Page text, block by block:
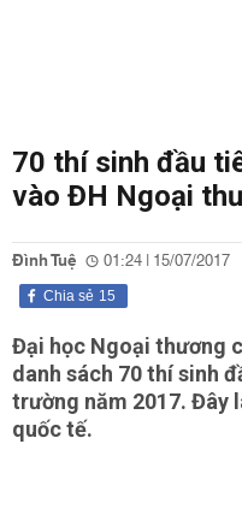
70 thí sinh đầu
vào ĐH Ngoại
Đình Tuệ 01:24 | 15/07/2017
15
Chia sẻ
Đại học Ngoại thương
danh sách 70 thí sinh
trường năm 2017. Đây
quốc tế.